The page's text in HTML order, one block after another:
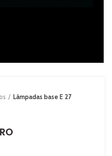
Lâmpadas base E 27